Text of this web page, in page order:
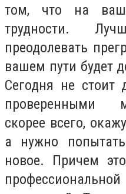
том, что на
трудности.
преодолевать
вашем пути будет
Сегодня не стоит
проверенными
скорее всего,
а нужно
новое. Причем